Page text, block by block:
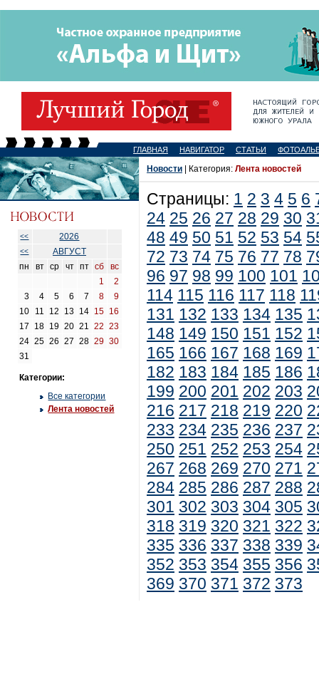
ГЛАВНАЯ НАВИГАТОР СТАТЬИ
<< 2026
<<
АВГУСТ
пн
вт ср чт пт сб
вс
1
2
3
4 5 6 7 8
9
10
11 12 13 14 15 16
17
18 19 20 21 22
23
24 25 26 27 28 29 30
31
Категории:
Все категории
Лента новостей
Новости | Категория: Лента новостей
Страницы: 1 2 3 4 5 6
24 25 26 27 28 29 30
48 49 50 51 52 53 54
72 73 74 75 76 77 78
96 97 98 99 100 101
114 115 116 117 118
131 132 133 134 135
148 149 150 151 152
165 166 167 168 169
182 183 184 185 186
199 200 201 202 203
216 217 218 219 220
233 234 235 236 237
250 251 252 253 254
267 268 269 270 271
284 285 286 287 288
301 302 303 304 305
318 319 320 321 322
335 336 337 338 339
352 353 354 355 356
369 370 371 372 373